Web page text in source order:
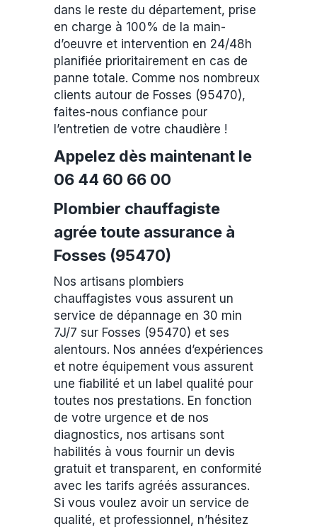
dans le reste du département, prise
en charge à 100% de la main-
d’oeuvre et intervention en 24/48h
planifiée prioritairement en cas de
panne totale. Comme nos nombreux
clients autour de Fosses (95470),
faites-nous confiance pour
l’entretien de votre chaudière !
Appelez dès maintenant le
06 44 60 66 00
Plombier chauffagiste
agrée toute assurance à
Fosses (95470)
Nos artisans plombiers
chauffagistes vous assurent un
service de dépannage en 30 min
7J/7 sur Fosses (95470) et ses
alentours. Nos années d’expériences
et notre équipement vous assurent
une fiabilité et un label qualité pour
toutes nos prestations. En fonction
de votre urgence et de nos
diagnostics, nos artisans sont
habilités à vous fournir un devis
gratuit et transparent, en conformité
avec les tarifs agréés assurances.
Si vous voulez avoir un service de
qualité, et professionnel, n’hésitez